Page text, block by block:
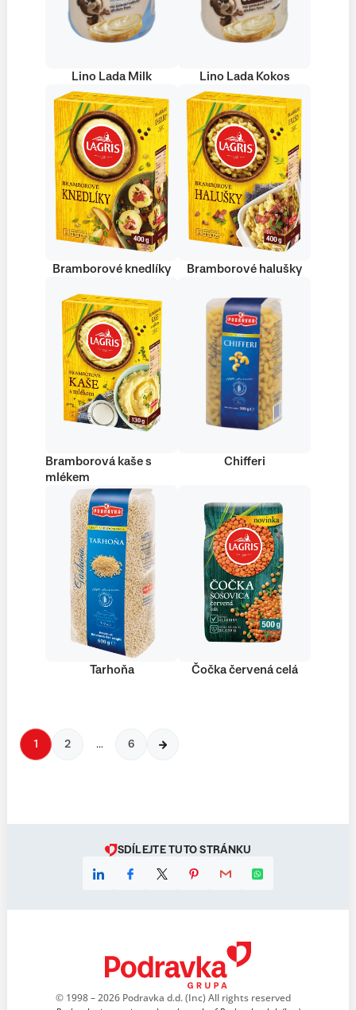
Lino Lada Milk Lino Lada Kokos
Bramborové knedlíky Bramborové halušky
Bramborová kaše s
mlékem
Chifferi
Tarhoňa Čočka červená celá
1 2 … 6
SDÍLEJTE TUTO STRÁNKU
© 1998 – 2026 Podravka d.d. (Inc) All rights reserved